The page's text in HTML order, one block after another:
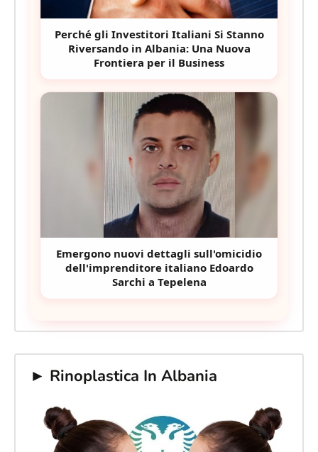
Perché gli Investitori Italiani Si Stanno
Riversando in Albania: Una Nuova
Frontiera per il Business
Emergono nuovi dettagli sull'omicidio
dell'imprenditore italiano Edoardo
Sarchi a Tepelena
► Rinoplastica In Albania